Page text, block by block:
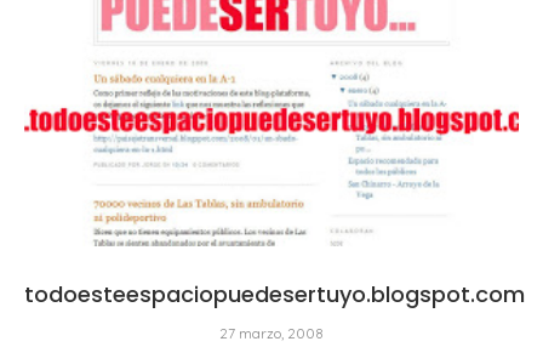
todoesteespaciopuedesertuyo.blogspot.com
27 marzo, 2008